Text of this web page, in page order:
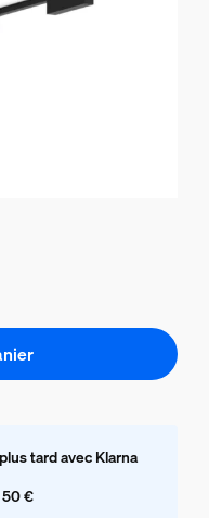
tard avec Klarna
50 €